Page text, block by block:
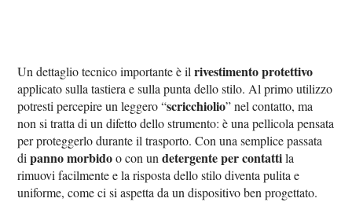
Un dettaglio tecnico importante è ilrivestimento protettivo
applicato sulla tastiera e sulla punta dello stilo. Al primo utilizzo
potresti percepire un leggero “scricchiolio” nel contatto, ma
non si tratta di un difetto dello strumento: è una pellicola pensata
per proteggerlo durante il trasporto. Con una semplice passata
dipanno morbidoo con undetergente per contattila
rimuovi facilmente e la risposta dello stilo diventa pulita e
uniforme, come ci si aspetta da un dispositivo ben progettato.